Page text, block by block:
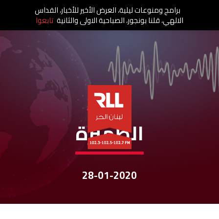
نشرات الأخبار
الظّهيرة
28-01-2020
برامج ومنوعات ليلية، العرض الأخير للأخبار، القداس
الالهي، قلنا بونجور، الصباحية الاولى والثانية تابعوا